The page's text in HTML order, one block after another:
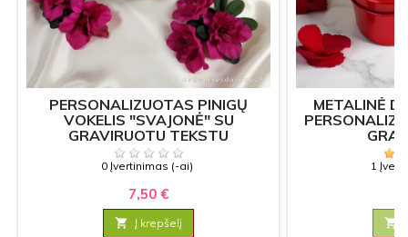
PERSONALIZUOTAS PINIGŲ
VOKELIS "SVAJONĖ" SU
GRAVIRUOTU TEKSTU
0 Įvertinimas (-ai)
7,50 €
 Į krepšelį
METALINĖ
1
